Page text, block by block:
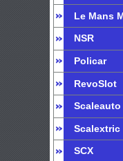
Le Mans
NSR
Policar
RevoSlot
Scaleauto
Scalextric
SCX